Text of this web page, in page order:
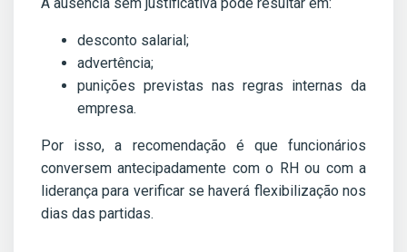
desconto salarial;
advertência;
punições previstas nas regras internas da
empresa.
Por isso, a recomendação é que funcionários
conversem antecipadamente com o RH ou com a
liderança para verificar se haverá flexibilização nos
dias das partidas.